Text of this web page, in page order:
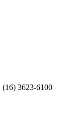
(16) 3623-6100